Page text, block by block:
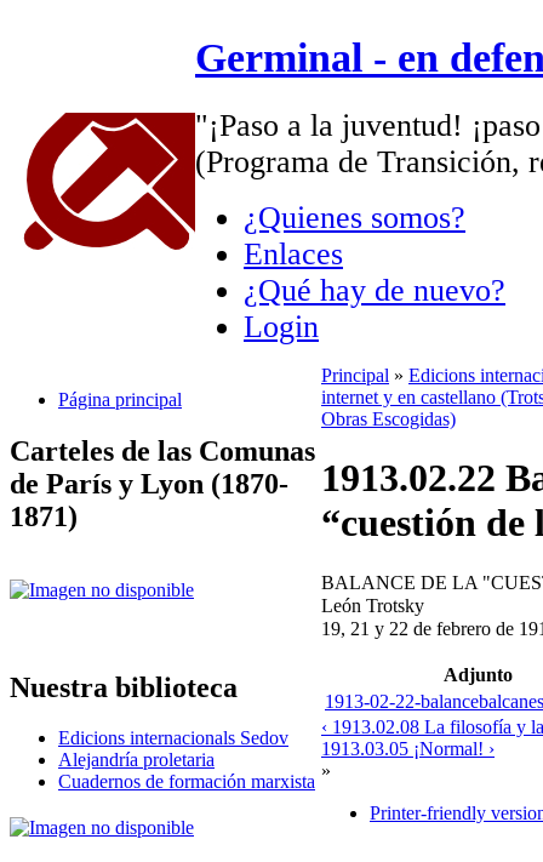
Germinal - en
"¡Paso a la juventud!
(Programa de Transición,
¿Quienes somos?
Enlaces
¿Qué hay de nuevo?
Login
Página principal
Carteles de las Comunas
de París y Lyon (1870-
1871)
Nuestra biblioteca
Edicions internacionals Sedov
Alejandría proletaria
Cuadernos de formación marxista
Principal » Edicions
internet y en castellano
Obras Escogidas)
1913.02.22
“cuestión de
BALANCE DE LA
León Trotsky
19, 21 y 22 de febrero de
Adjunto
1913-02-22-
‹ 1913.02.08 La filosofía y
1913.03.05 ¡Normal! ›
»
Printer-friendly